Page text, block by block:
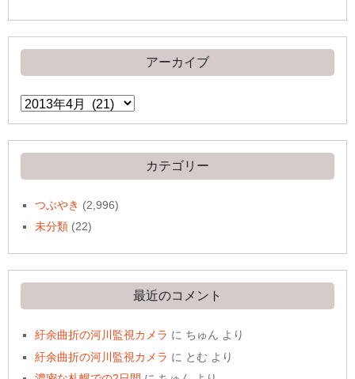
アーカイブ
ア
ー
イ
ブ
カテゴリー
つぶやき (2,996)
未分類 (22)
最近のコメント
紆余曲折の河川監視カメラ に ちゅん より
紆余曲折の河川監視カメラ に とむ より